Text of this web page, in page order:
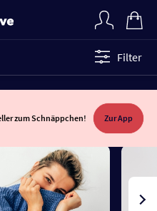
Filter
zum Schnäppchen! Zur App